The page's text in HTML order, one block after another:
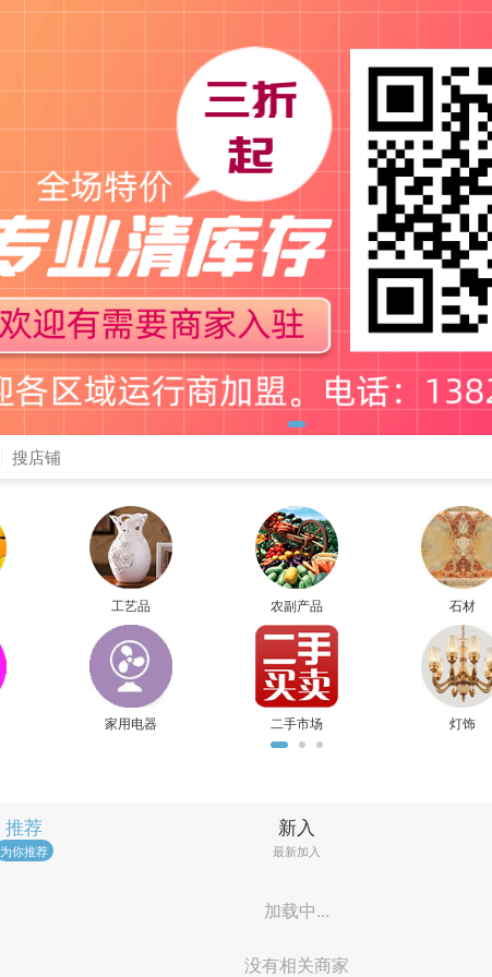
工艺品 农副产品 石材
家用电器 二手市场 灯饰
推荐
为你推荐
新入
最新加入
加载中...
没有相关商家